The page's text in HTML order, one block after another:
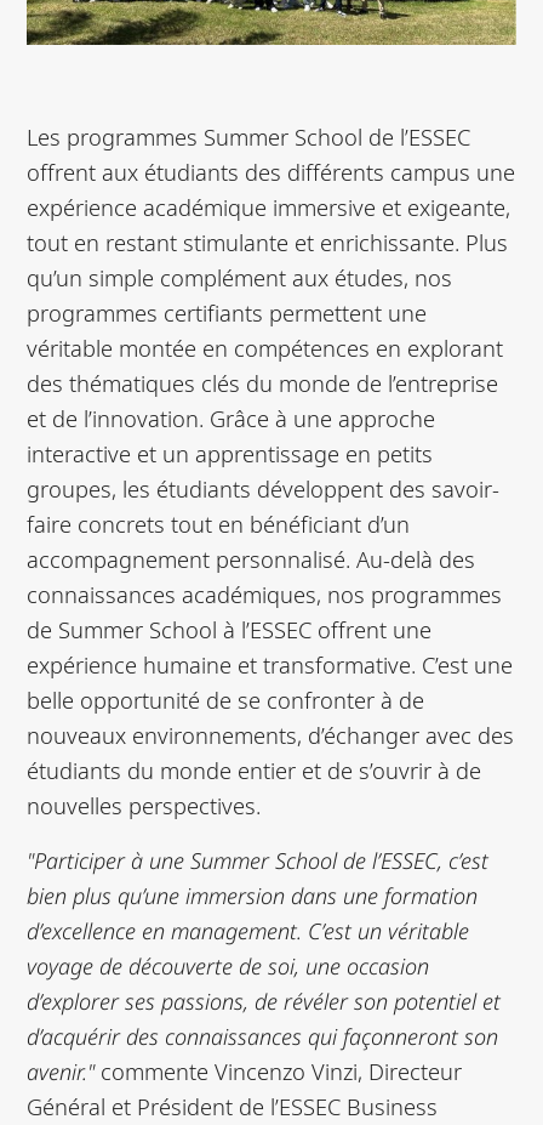
Les programmes Summer School de l’ESSEC
offrent aux étudiants des différents campus une
expérience académique immersive et exigeante,
tout en restant stimulante et enrichissante. Plus
qu’un simple complément aux études, nos
programmes certifiants permettent une
véritable montée en compétences en explorant
des thématiques clés du monde de l’entreprise
et de l’innovation. Grâce à une approche
interactive et un apprentissage en petits
groupes, les étudiants développent des savoir-
faire concrets tout en bénéficiant d’un
accompagnement personnalisé. Au-delà des
connaissances académiques, nos programmes
de Summer School à l’ESSEC offrent une
expérience humaine et transformative. C’est une
belle opportunité de se confronter à de
nouveaux environnements, d’échanger avec des
étudiants du monde entier et de s’ouvrir à de
nouvelles perspectives.
"Participer à une Summer School de l’ESSEC, c’est
bien plus qu’une immersion dans une formation
d’excellence en management. C’est un véritable
voyage de découverte de soi, une occasion
d’explorer ses passions, de révéler son potentiel et
d’acquérir des connaissances qui façonneront son
avenir."commente Vincenzo Vinzi, Directeur
Général et Président de l’ESSEC Business